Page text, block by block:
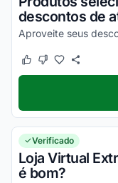
descontos de
Este cupom funcionou
Este cupom não
Verificado
Loja Virtual
é bom?